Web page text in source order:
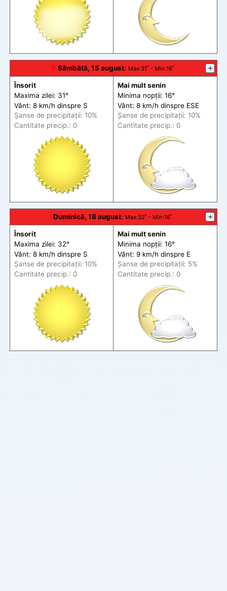
🕆 Sâmbătă, 15 august: Max:31˚ - Min:16˚ +
Însorit
Maxima zilei: 31°
Vânt: 8 km/h dinspre S
Șanse de precipitații: 10%
Cantitate precip.: 0
Mai mult senin
Minima nopții: 16°
Vânt: 8 km/h dinspre ESE
Șanse de precipitații: 10%
Cantitate precip.: 0
Duminică, 16 august: Max:32˚ - Min:16˚ +
Însorit
Maxima zilei: 32°
Vânt: 8 km/h dinspre S
Șanse de precipitații: 10%
Cantitate precip.: 0
Mai mult senin
Minima nopții: 16°
Vânt: 9 km/h dinspre E
Șanse de precipitații: 5%
Cantitate precip.: 0